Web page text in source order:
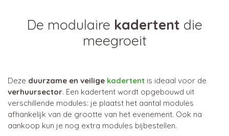
De modulaire kadertent die
meegroeit
Deze duurzame en veilige kadertent is ideaal voor de
verhuursector. Een kadertent wordt opgebouwd uit
verschillende modules: je plaatst het aantal modules
afhankelijk van de grootte van het evenement. Ook na
aankoop kun je nog extra modules bijbestellen.